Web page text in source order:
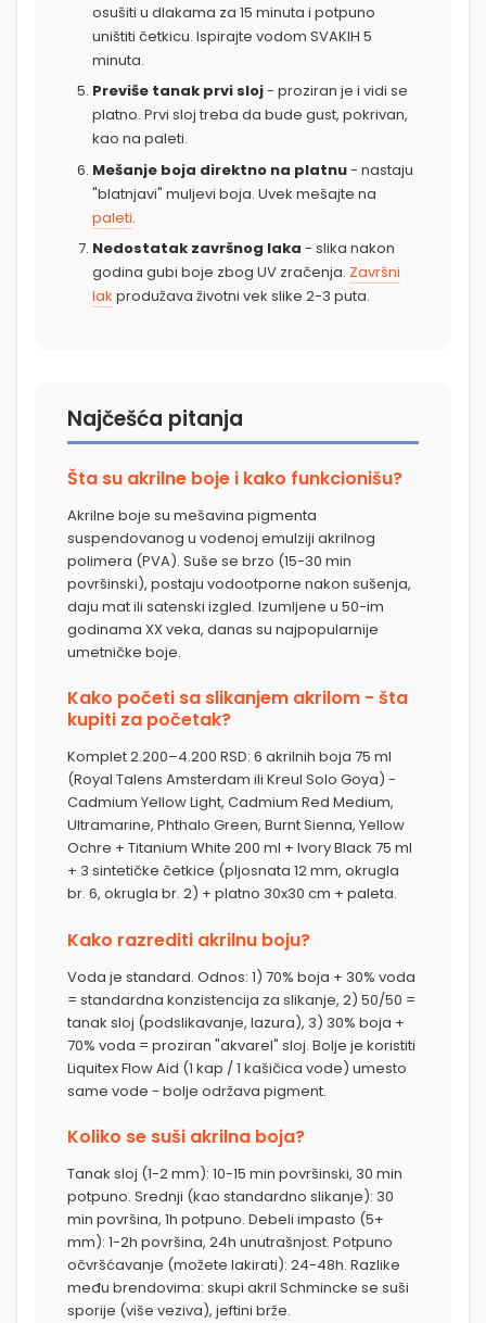
osušiti u dlakama za 15 minuta i potpuno
uništiti četkicu. Ispirajte vodom SVAKIH 5
minuta.
Previše tanak prvi sloj- proziran je i vidi se
platno. Prvi sloj treba da bude gust, pokrivan,
kao na paleti.
Mešanje boja direktno na platnu- nastaju
"blatnjavi" muljevi boja. Uvek mešajte na
paleti.
Nedostatak završnog laka - slika nakon
godina gubi boje zbog UV zračenja. Završni
lak produžava životni vek slike 2-3 puta.
Najčešća pitanja
Šta su akrilne boje i kako funkcionišu?
Akrilne boje su mešavina pigmenta
suspendovanog u vodenoj emulziji akrilnog
polimera (PVA). Suše se brzo (15-30 min
površinski), postaju vodootporne nakon sušenja,
daju mat ili satenski izgled. Izumljene u 50-im
godinama XX veka, danas su najpopularnije
umetničke boje.
Kako početi sa slikanjem akrilom - šta
kupiti za početak?
Komplet 2.200–4.200 RSD: 6 akrilnih boja 75 ml
(Royal Talens Amsterdam ili Kreul Solo Goya) -
Cadmium Yellow Light, Cadmium Red Medium,
Ultramarine, Phthalo Green, Burnt Sienna, Yellow
Ochre + Titanium White 200 ml + Ivory Black 75 ml
+ 3 sintetičke četkice (pljosnata 12 mm, okrugla
br. 6, okrugla br. 2) + platno 30x30 cm + paleta.
Kako razrediti akrilnu boju?
Voda je standard. Odnos: 1) 70% boja + 30% voda
= standardna konzistencija za slikanje, 2) 50/50 =
tanak sloj (podslikavanje, lazura), 3) 30% boja +
70% voda = proziran "akvarel" sloj. Bolje je koristiti
Liquitex Flow Aid (1 kap / 1 kašičica vode) umesto
same vode - bolje održava pigment.
Koliko se suši akrilna boja?
Tanak sloj (1-2 mm): 10-15 min površinski, 30 min
potpuno. Srednji (kao standardno slikanje): 30
min površina, 1h potpuno. Debeli impasto (5+
mm): 1-2h površina, 24h unutrašnjost. Potpuno
očvršćavanje (možete lakirati): 24-48h. Razlike
među brendovima: skupi akril Schmincke se suši
sporije (više veziva), jeftini brže.